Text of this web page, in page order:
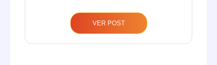
VER POST